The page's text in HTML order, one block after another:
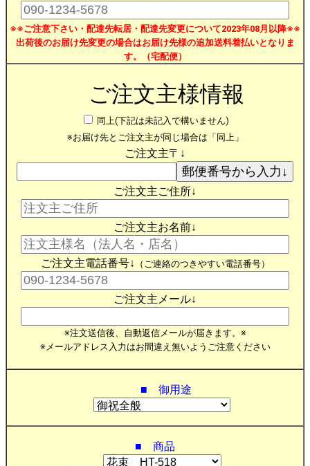
※※ご注意下さい・配達先転居・配達先変更について2023年08月以降※※
出荷後のお届け先変更の場合はお届け先様の追加送料着払いとなりま
す。（宅配便）
ご注文主様情報
同上(下記は未記入で構いません)
※お届け先とご注文主が同じ場合は「同上」
ご注文主〒↓
ご注文主ご住所↓
ご注文主お名前↓
ご注文主電話番号↓ （ご連絡のつきやすい電話番号）
ご注文主メール↓
※注文送信後、自動返信メールが届きます。※
※メールアドレス入力はお間違え無いようご注意ください
■ 御用途
■ 商品